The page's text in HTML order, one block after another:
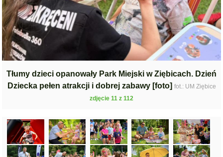
Tłumy dzieci opanowały Park Miejski w Ziębicach. Dzień
Dziecka pełen atrakcji i dobrej zabawy [foto] fot.: UM Ziębice
zdjęcie 11 z 112